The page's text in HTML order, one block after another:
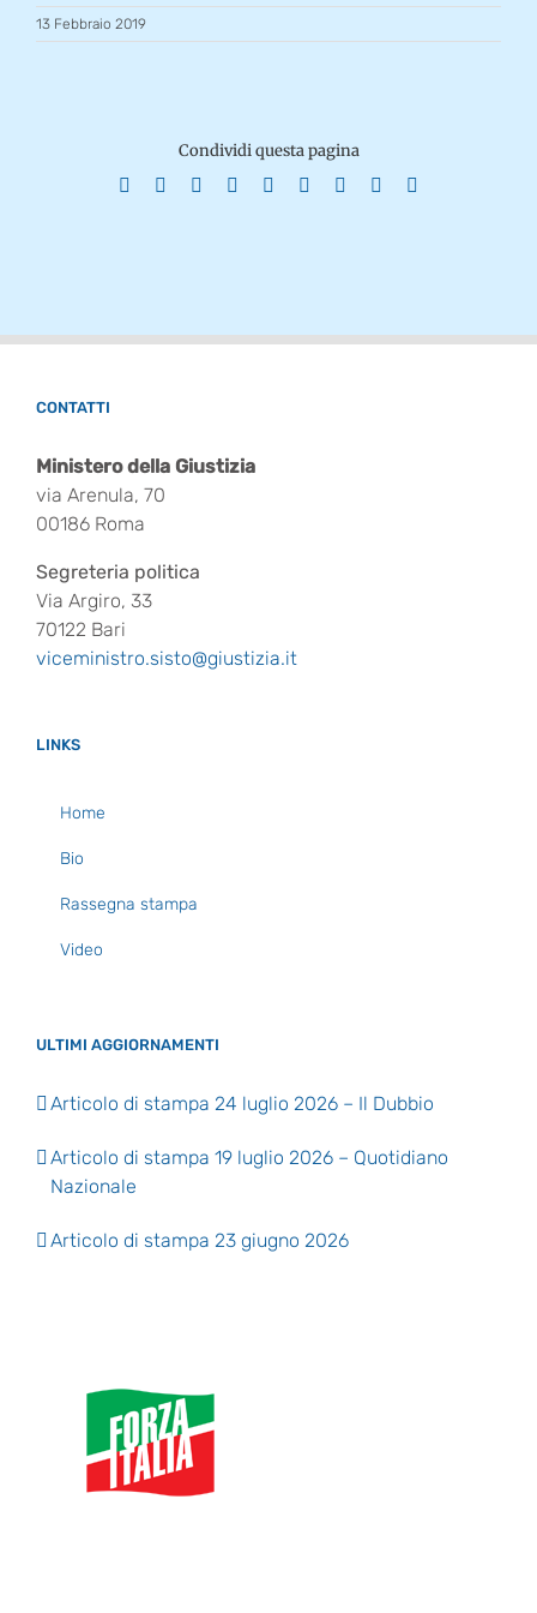
13 Febbraio 2019
Condividi questa pagina
Facebook Reddit LinkedInWhatsApp
TumblrPinterest
CONTATTI
Ministero della Giustizia
via Arenula, 70
00186 Roma
Segreteria politica
Via Argiro, 33
70122 Bari
viceministro.sisto@giustizia.it
LINKS
Home
Bio
Rassegna stampa
Video
ULTIMI AGGIORNAMENTI
Articolo di stampa 24 luglio 2026 – Il Dubbio
Articolo di stampa 19 luglio 2026 – Quotidiano
Nazionale
Articolo di stampa 23 giugno 2026